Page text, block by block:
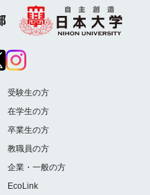
受験生の方
在学生の方
卒業生の方
教職員の方
企業・一般の方
EcoLink